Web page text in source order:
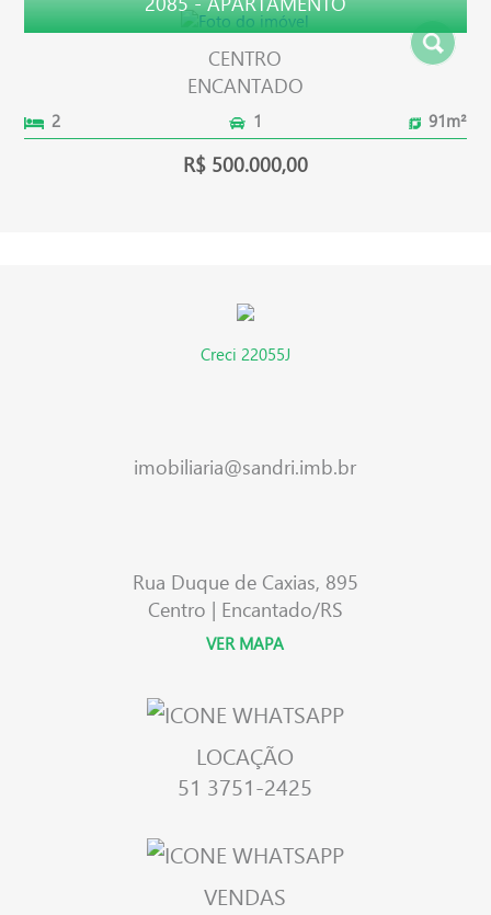
CENTRO
ENCANTADO
2 1 91m²
R$ 500.000,00
Creci 22055J
imobiliaria@sandri.imb.br
Rua Duque de Caxias, 895
Centro | Encantado/RS
VER MAPA
LOCAÇÃO
51 3751-2425
VENDAS